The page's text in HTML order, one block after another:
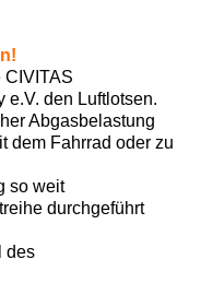
CIVITAS
e.V. den Luftlotsen.
Abgasbelastung
dem Fahrrad oder zu
so weit
durchgeführt
des